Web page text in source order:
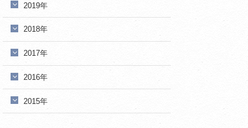
2019年
2018年
2017年
2016年
2015年